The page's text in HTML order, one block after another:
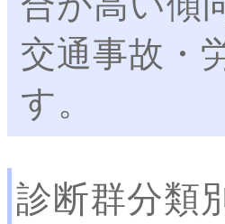
交通事故・
す。
診断群分類